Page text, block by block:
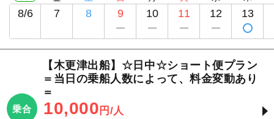
8/6 7 8 9 10 11 12 13
乗合
【木更津出船】☆日中☆ショート便プラン
＝当日の乗船人数によって、料金変動あり
＝
10,000 円/人